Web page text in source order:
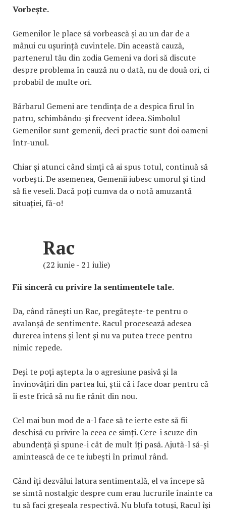
Vorbește.
Gemenilor le place să vorbească și au un dar de a
mânui cu ușurință cuvintele. Din această cauză,
partenerul tău din zodia Gemeni va dori să discute
despre problema în cauză nu o dată, nu de două ori, ci
probabil de multe ori.
Bărbarul Gemeni are tendința de a despica firul în
patru, schimbându-și frecvent ideea. Simbolul
Gemenilor sunt gemenii, deci practic sunt doi oameni
într-unul.
Chiar și atunci când simți că ai spus totul, continuă să
vorbești. De asemenea, Gemenii iubesc umorul și tind
să fie veseli. Dacă poți cumva da o notă amuzantă
situației, fă-o!
Rac
(22 iunie - 21 iulie)
Fii sinceră cu privire la sentimentele tale.
Da, când rănești un Rac, pregătește-te pentru o
avalanșă de sentimente. Racul procesează adesea
durerea intens și lent și nu va putea trece pentru
nimic repede.
Deși te poți aștepta la o agresiune pasivă și la
învinovățiri din partea lui, știi că i face doar pentru că
îi este frică să nu fie rănit din nou.
Cel mai bun mod de a-l face să te ierte este să fii
deschisă cu privire la ceea ce simți. Cere-i scuze din
abundență și spune-i cât de mult îți pasă. Ajută-l să-și
amintească de ce te iubești în primul rând.
Când îți dezvălui latura sentimentală, el va începe să
se simtă nostalgic despre cum erau lucrurile înainte ca
tu să faci greșeala respectivă. Nu blufa totuși, Racul își